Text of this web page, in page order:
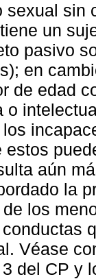
sexual sin
un
pasivo
en
de edad
o
estos
aún
la
los
Véase
del CP y